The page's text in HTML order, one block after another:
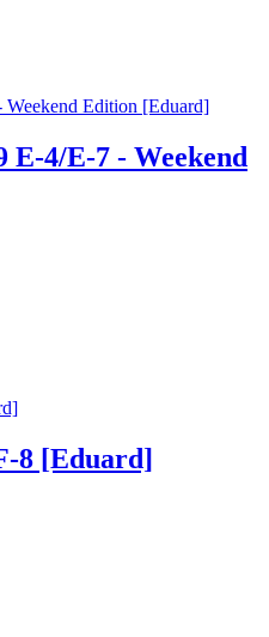
E-4/E-7 - Weekend
8 [Eduard]